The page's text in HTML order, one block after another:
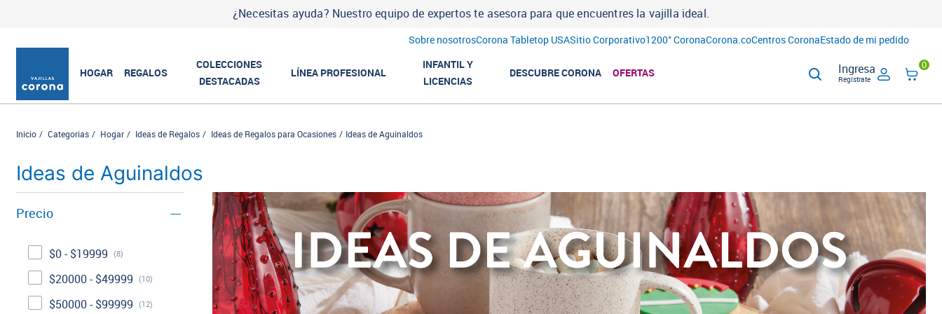
¿Necesitas ayuda? Nuestro equipo de expertos te asesora para que encuentres la vajilla ideal.
Sobre nosotrosCorona Tabletop USASitio Corporativo1200° CoronaCorona.coCentros CoronaEstado de mi pedido
HOGAR REGALOS
COLECCIONES
DESTACADAS
LÍNEA PROFESIONAL
INFANTIL Y
LICENCIAS
DESCUBRE CORONA OFERTAS Ingresa
Regístrate
0
Inicio Categorias Hogar Ideas de Regalos Ideas de Regalos para Ocasiones Ideas de Aguinaldos
Ideas de Aguinaldos
Precio
$0 - $19999(8)
$20000 - $49999(10)
$50000 - $99999(12)